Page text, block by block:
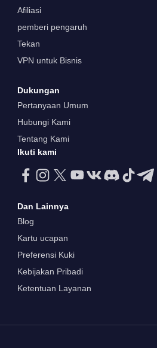
Afiliasi
pemberi pengaruh
Tekan
VPN untuk Bisnis
Dukungan
Pertanyaan Umum
Hubungi Kami
Tentang Kami
Ikuti kami
Dan Lainnya
Blog
Kartu ucapan
Preferensi Kuki
Kebijakan Pribadi
Ketentuan Layanan